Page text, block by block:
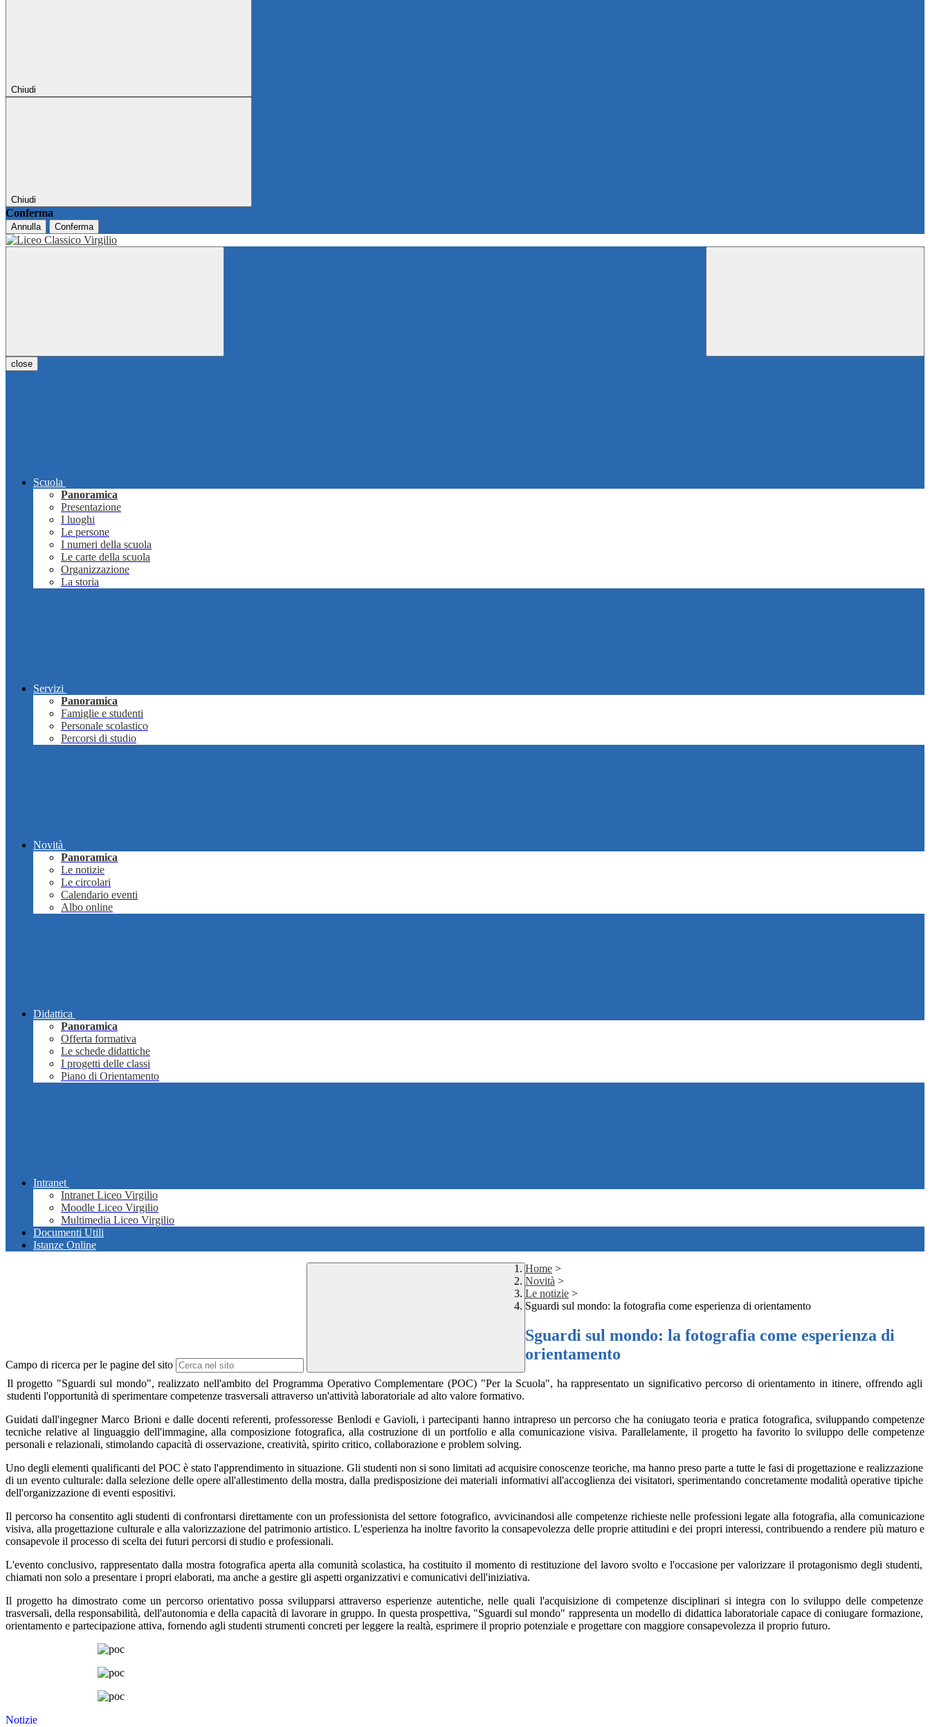
Chiudi
Chiudi
Conferma
Annulla Conferma
close
Scuola
Panoramica
Presentazione
I luoghi
Le persone
I numeri della scuola
Le carte della scuola
Organizzazione
La storia
Servizi
Panoramica
Famiglie e studenti
Personale scolastico
Percorsi di studio
Novità
Panoramica
Le notizie
Le circolari
Calendario eventi
Albo online
Didattica
Panoramica
Offerta formativa
Le schede didattiche
I progetti delle classi
Piano di Orientamento
Intranet
Intranet Liceo Virgilio
Moodle Liceo Virgilio
Multimedia Liceo Virgilio
Documenti Utili
Istanze Online
Campo di ricerca per le pagine del sito
Home >
Novità >
Le notizie >
Sguardi sul mondo: la fotografia come esperienza di orientamento
Sguardi sul mondo: la fotografia come esperienza di
orientamento
Il progetto "Sguardi sul mondo", realizzato nell'ambito del Programma Operativo Complementare (POC) "Per la Scuola", ha rappresentato un significativo percorso di orientamento in itinere, offrendo agli
studenti l'opportunità di sperimentare competenze trasversali attraverso un'attività laboratoriale ad alto valore formativo.
Guidati dall'ingegner Marco Brioni e dalle docenti referenti, professoresse Benlodi e Gavioli, i partecipanti hanno intrapreso un percorso che ha coniugato teoria e pratica fotografica, sviluppando competenze
tecniche relative al linguaggio dell'immagine, alla composizione fotografica, alla costruzione di un portfolio e alla comunicazione visiva. Parallelamente, il progetto ha favorito lo sviluppo delle competenze
personali e relazionali, stimolando capacità di osservazione, creatività, spirito critico, collaborazione e problem solving.
Uno degli elementi qualificanti del POC è stato l'apprendimento in situazione. Gli studenti non si sono limitati ad acquisire conoscenze teoriche, ma hanno preso parte a tutte le fasi di progettazione e realizzazione
di un evento culturale: dalla selezione delle opere all'allestimento della mostra, dalla predisposizione dei materiali informativi all'accoglienza dei visitatori, sperimentando concretamente modalità operative tipiche
dell'organizzazione di eventi espositivi.
Il percorso ha consentito agli studenti di confrontarsi direttamente con un professionista del settore fotografico, avvicinandosi alle competenze richieste nelle professioni legate alla fotografia, alla comunicazione
visiva, alla progettazione culturale e alla valorizzazione del patrimonio artistico. L'esperienza ha inoltre favorito la consapevolezza delle proprie attitudini e dei propri interessi, contribuendo a rendere più maturo e
consapevole il processo di scelta dei futuri percorsi di studio eprofessionali.
L'evento conclusivo, rappresentato dalla mostra fotografica aperta alla comunità scolastica, ha costituito il momento di restituzione del lavoro svolto e l'occasione per valorizzare il protagonismo degli studenti,
chiamati non solo a presentare i propri elaborati, ma anche a gestire gli aspetti organizzativi e comunicativi dell'iniziativa.
Il progetto ha dimostrato come un percorso orientativo possa svilupparsi attraverso esperienze autentiche, nelle quali l'acquisizione di competenze disciplinari si integra con lo sviluppo delle competenze
trasversali, della responsabilità, dell'autonomia e della capacità di lavorare in gruppo. In questa prospettiva, "Sguardi sul mondo" rappresenta un modello di didattica laboratoriale capace di coniugare formazione,
orientamento e partecipazione attiva, fornendo agli studenti strumenti concreti per leggere la realtà, esprimere il proprio potenziale e progettare con maggiore consapevolezza il proprio futuro.
Notizie